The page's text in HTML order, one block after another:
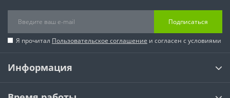
Подписаться
Я прочитал Пользовательское соглашение и согласен с условиями
Информация